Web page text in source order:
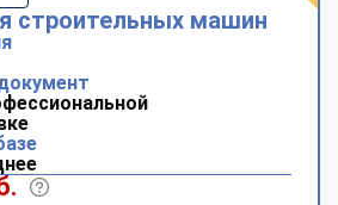
строительных машин